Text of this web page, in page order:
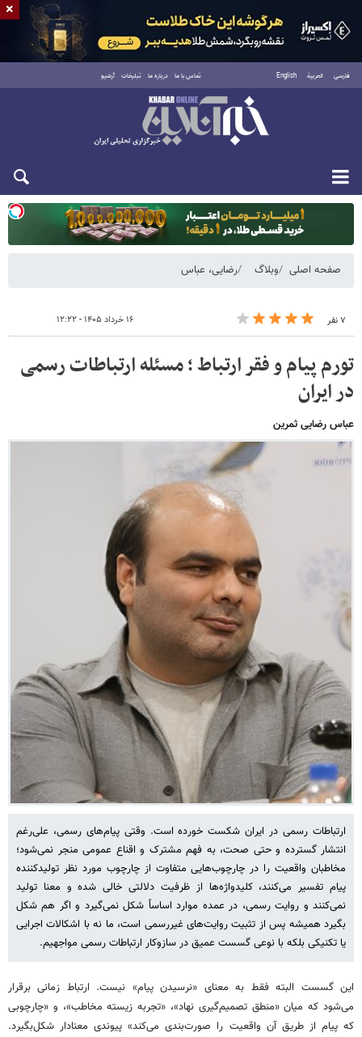
فارسی العربية English تماس با ما درباره ما تبلیغات آرشیو
یکشنبه ۱۸ مرداد ۱۴۰۵
صفحه اصلی وبلاگ رضایی، عباس
۷ نفر ۱۶ خرداد ۱۴۰۵ - ۱۲:۲۲
تورم پیام و فقر ارتباط ؛ مسئله ارتباطات رسمی
در ایران
عباس رضایی ثمرین
ارتباطات رسمی در ایران شکست خورده است. وقتی پیام‌های رسمی، علی‌رغم
انتشار گسترده و حتی صحت، به فهم مشترک و اقناع عمومی منجر نمی‌شود؛
مخاطبان واقعیت را در چارچوب‌هایی متفاوت از چارچوب مورد نظر تولیدکننده
پیام تفسیر می‌کنند، کلیدواژه‌ها از ظرفیت دلالتی خالی شده‌ و معنا تولید
نمی‌کنند و روایت رسمی، در عمده موارد اساساً شکل نمی‌گیرد و اگر هم شکل
بگیرد همیشه پس از تثبیت روایت‌های غیررسمی است، ما نه با اشکالات اجرایی
یا تکنیکی بلکه با نوعی گسست عمیق در سازوکار ارتباطات رسمی مواجهیم.
این گسست البته فقط به معنای «نرسیدن پیام» نیست. ارتباط زمانی برقرار
می‌شود که میان «منطق تصمیم‌گیری نهاد»، «تجربه زیسته مخاطب»، و «چارچوبی
که پیام از طریق آن واقعیت را صورت‌بندی می‌کند» پیوندی معنادار شکل‌بگیرد.
×